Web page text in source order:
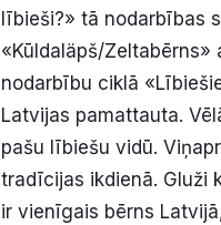
lībieši?» tā nodarbības
«Kūldaläpš/
nodarbību ciklā
Latvijas pamattauta.
pašu lībiešu vidū.
tradīcijas ikdienā. Gluži
ir vienīgais bērns